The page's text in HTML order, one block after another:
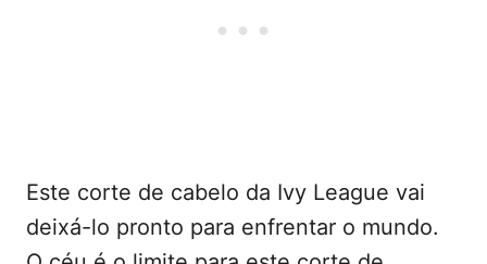
Este corte de cabelo da Ivy League vai
deixá-lo pronto para enfrentar o mundo.